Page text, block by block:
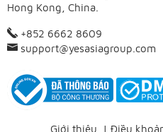
Hong Kong, China.
+852 6662 8609
support@yesasiagroup.com
Giới thiệu | Điều